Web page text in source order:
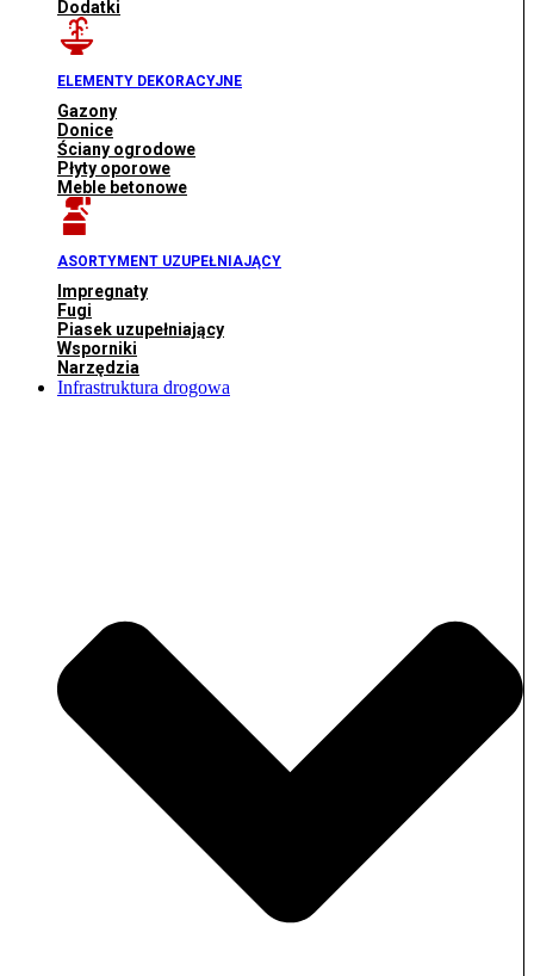
Dodatki
ELEMENTY DEKORACYJNE
Gazony
Donice
Ściany ogrodowe
Płyty oporowe
Meble betonowe
ASORTYMENT UZUPEŁNIAJĄCY
Impregnaty
Fugi
Piasek uzupełniający
Wsporniki
Narzędzia
Infrastruktura drogowa